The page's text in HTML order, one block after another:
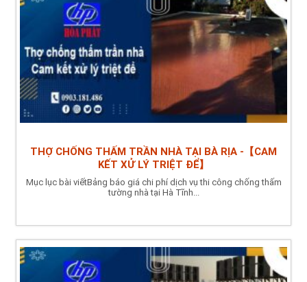
THỢ CHỐNG THẤM TRẦN NHÀ TẠI BÀ RỊA -【CAM
KẾT XỬ LÝ TRIỆT ĐỂ】
Mục lục bài viếtBảng báo giá chi phí dịch vụ thi công chống thấm
tường nhà tại Hà Tĩnh...